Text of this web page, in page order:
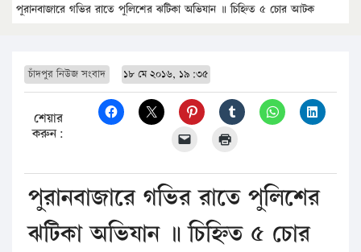
পুরানবাজারে গভির রাতে পুলিশের ঝটিকা অভিযান ॥ চিহ্নিত ৫ চোর আটক
চাঁদপুর নিউজ সংবাদ ১৮ মে ২০১৬, ১৯:৩৫
শেয়ার
করুন:
পুরানবাজারে গভির রাতে পুলিশের
ঝটিকা অভিযান ॥ চিহ্নিত ৫ চোর